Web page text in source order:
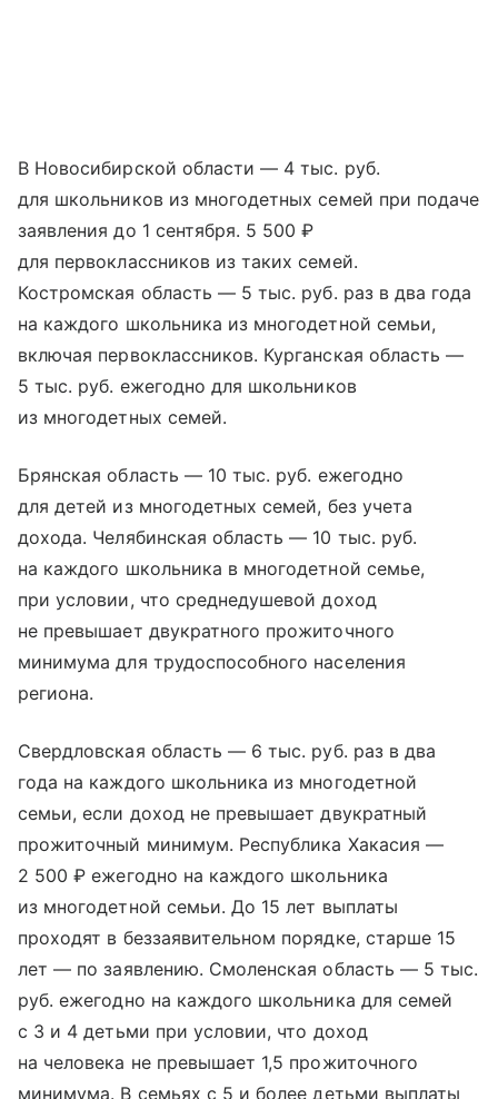
В Новосибирской области — 4 тыс. руб.
для школьников из многодетных семей при подаче
заявления до 1 сентября. 5 500 ₽
для первоклассников из таких семей.
Костромская область — 5 тыс. руб. раз в два года
на каждого школьника из многодетной семьи,
включая первоклассников. Курганская область —
5 тыс. руб. ежегодно для школьников
из многодетных семей.
Брянская область — 10 тыс. руб. ежегодно
для детей из многодетных семей, без учета
дохода. Челябинская область — 10 тыс. руб.
на каждого школьника в многодетной семье,
при условии, что среднедушевой доход
не превышает двукратного прожиточного
минимума для трудоспособного населения
региона.
Свердловская область — 6 тыс. руб. раз в два
года на каждого школьника из многодетной
семьи, если доход не превышает двукратный
прожиточный минимум. Республика Хакасия —
2 500 ₽ ежегодно на каждого школьника
из многодетной семьи. До 15 лет выплаты
проходят в беззаявительном порядке, старше 15
лет — по заявлению. Смоленская область — 5 тыс.
руб. ежегодно на каждого школьника для семей
с 3 и 4 детьми при условии, что доход
на человека не превышает 1,5 прожиточного
минимума. В семьях с 5 и более детьми выплаты